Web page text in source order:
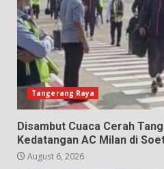
Tangerang Raya
Disambut Cuaca Cerah
Kedatangan AC Milan di
August 6, 2026